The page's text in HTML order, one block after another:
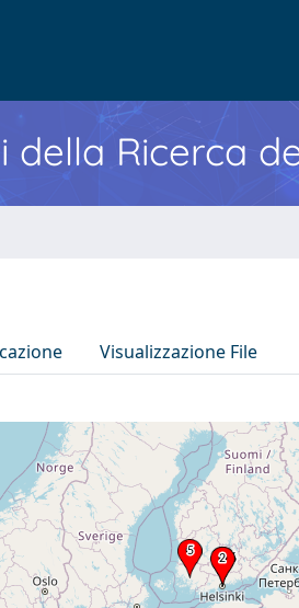
Ricerca
Visualizzazione File